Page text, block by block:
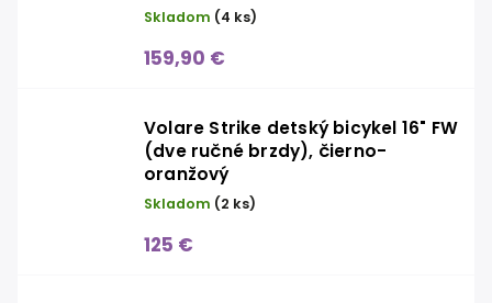
Skladom (4 ks)
159,90 €
Volare Strike detský bicykel 16" FW
(dve ručné brzdy), čierno-
oranžový
Skladom (2 ks)
125 €